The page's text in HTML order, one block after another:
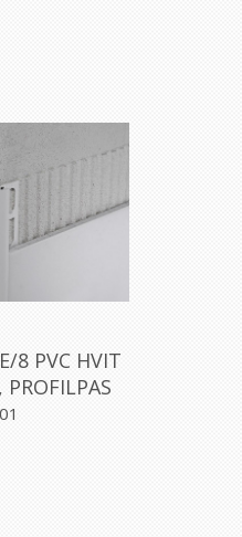
8 PVC HVIT